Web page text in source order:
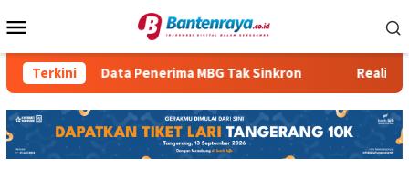
ke
Mobile
Terkini Data Penerima MBG Tak Sinkron Realisasi